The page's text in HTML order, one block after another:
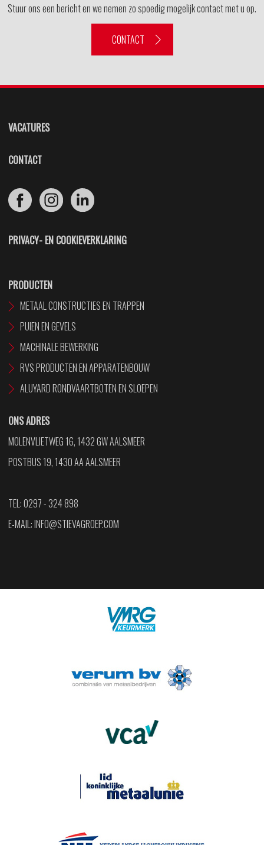
Stuur ons een bericht en we nemen zo spoedig mogelijk contact met u op.
CONTACT
VACATURES
CONTACT
PRIVACY- EN COOKIEVERKLARING
PRODUCTEN
METAAL CONSTRUCTIES EN TRAPPEN
PUIEN EN GEVELS
MACHINALE BEWERKING
RVS PRODUCTEN EN APPARATENBOUW
ALUYARD RONDVAARTBOTEN EN SLOEPEN
ONS ADRES
MOLENVLIETWEG 16, 1432 GW AALSMEER
POSTBUS 19, 1430 AA AALSMEER
TEL: 0297 - 324 898
E-MAIL:INFO@STIEVAGROEP.COM